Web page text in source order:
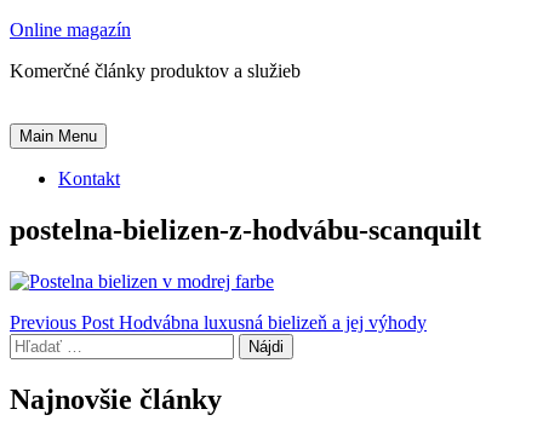
Skip
content
Online magazín
Komerčné články produktov a služieb
Main Menu
Kontakt
postelna-bielizen-z-hodvábu-scanquilt
Navigácia
v
článku
Previous Post Hodvábna luxusná bielizeň a jej výhody
Hľadať:
Najnovšie články